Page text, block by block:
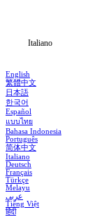
Italiano
English
繁體中文
日本語
한국어
Español
แบบไทย
Bahasa Indonesia
Português
简体中文
Italiano
Deutsch
Français
Türkçe
Melayu
عربي
Tiếng Việt
हिंदी